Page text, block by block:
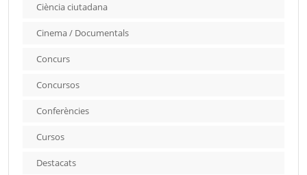
Ciència ciutadana
Cinema / Documentals
Concurs
Concursos
Conferències
Cursos
Destacats